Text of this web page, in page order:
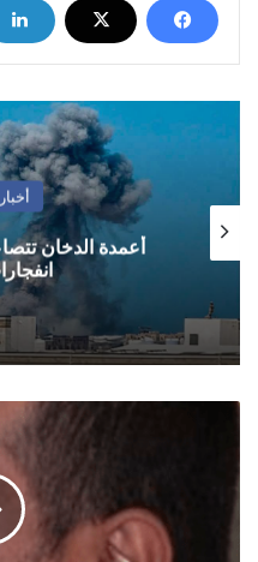
أعمدة الدخان
افق
ومشاريع